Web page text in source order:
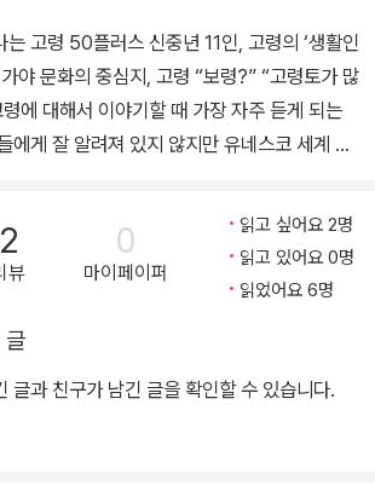
는 고령 50플러스 신중년 11인, 고령의 ‘생활인
에게 잘 알려져 있지 않지만 유네스코 세계 유
화가 있는 곳. 고령은 동쪽으로는 낙동강을 마
고 남서쪽으로는 합천, 그리고 북쪽으로는 성
. 대가야제국이 건설되어 520년간 찬란한 문명
다. 특히 고령을 처음 찾는 사람
공간은 지산동고분군이다. 크고 작은 고분들
700여 기나 흩어져 있다. 지름이 20여 미터
에 서면 시공간을 넘는 웅장함과 비장함이 얽
2
뷰
0
마이페이퍼
읽고 싶어요 2명
읽고 있어요 0명
읽었어요 6명
글
글과 친구가 남긴 글을 확인할 수 있습니다.